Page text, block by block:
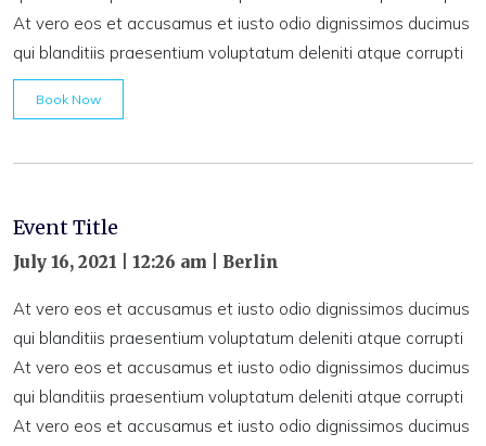
At vero eos et accusamus et iusto odio dignissimos ducimus
qui blanditiis praesentium voluptatum deleniti atque corrupti
Book Now
Event Title
July 16, 2021 | 12:26 am | Berlin
At vero eos et accusamus et iusto odio dignissimos ducimus
qui blanditiis praesentium voluptatum deleniti atque corrupti
At vero eos et accusamus et iusto odio dignissimos ducimus
qui blanditiis praesentium voluptatum deleniti atque corrupti
At vero eos et accusamus et iusto odio dignissimos ducimus